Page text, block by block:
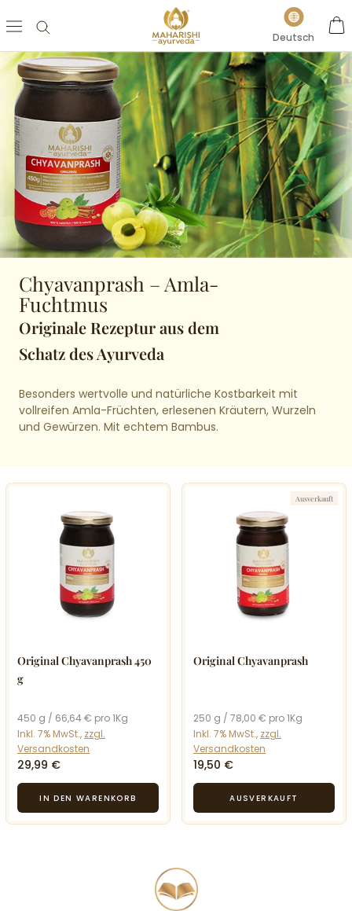
zum
Sprache
Deutsch
Chyavanprash – Amla-
Fuchtmus
Originale Rezeptur aus dem
Schatz des Ayurveda
Besonders wertvolle und natürliche Kostbarkeit mit
vollreifen Amla-Früchten, erlesenen Kräutern, Wurzeln
und Gewürzen. Mit echtem Bambus.
Original Chyavanprash 450
g
450 g / 66,64 € pro 1Kg
Inkl. 7% MwSt., zzgl.
Versandkosten
29,99 €
Ausverkauft
Original Chyavanprash
250 g / 78,00 € pro 1Kg
Inkl. 7% MwSt., zzgl.
Versandkosten
19,50 €